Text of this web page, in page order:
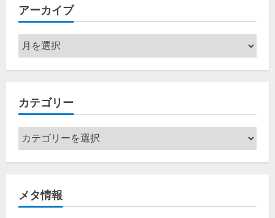
アーカイブ
ア
ー
カ
ブ
カテゴリー
カ
テ
ゴ
ー
メタ情報